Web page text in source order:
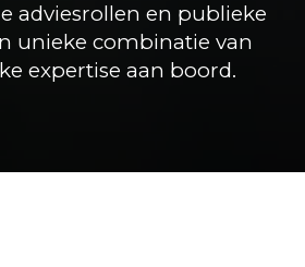
adviesrollen en publieke
unieke combinatie van
expertise aan boord.